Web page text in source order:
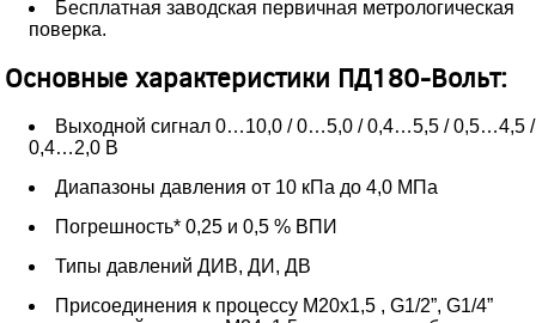
Бесплатная заводская первичная метрологическая
поверка.
Основные характеристики ПД180-Вольт:
Выходной сигнал 0…10,0 / 0…5,0 / 0,4…5,5 / 0,5…4,5 /
0,4…2,0 В
Диапазоны давления от 10 кПа до 4,0 МПа
Погрешность* 0,25 и 0,5 % ВПИ
Типы давлений ДИВ, ДИ, ДВ
Присоединения к процессу М20х1,5 , G1/2”, G1/4”